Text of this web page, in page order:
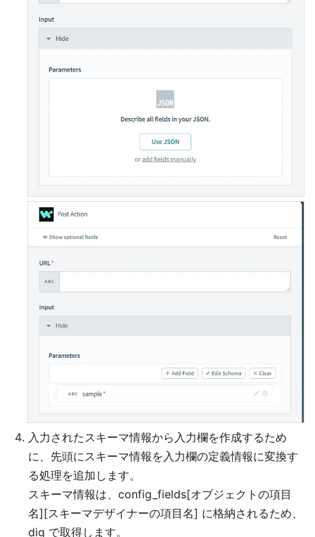
入力されたスキーマ情報から入力欄を作成するため
に、先頭にスキーマ情報を入力欄の定義情報に変換す
る処理を追加します。
スキーマ情報は、config_fields[オブジェクトの項目
名][スキーマデザイナーの項目名] に格納されるため、
dig で取得します。